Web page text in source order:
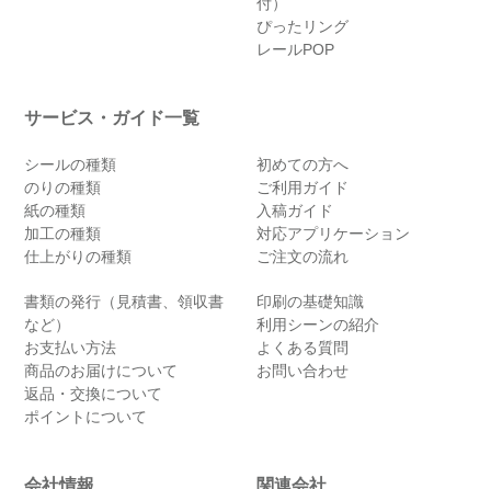
付）
ぴったリング
レールPOP
サービス・ガイド一覧
シールの種類
のりの種類
紙の種類
加工の種類
仕上がりの種類
初めての方へ
ご利用ガイド
入稿ガイド
対応アプリケーション
ご注文の流れ
書類の発行（見積書、領収書
など）
お支払い方法
商品のお届けについて
返品・交換について
ポイントについて
印刷の基礎知識
利用シーンの紹介
よくある質問
お問い合わせ